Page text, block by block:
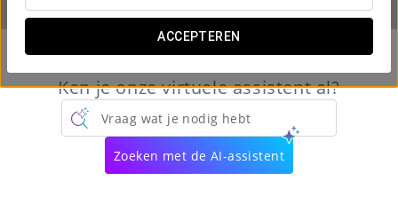
ACCEPTEREN
Ken je onze virtuele assistent al?
Vraag wat je nodig hebt
Zoeken met de AI-assistent